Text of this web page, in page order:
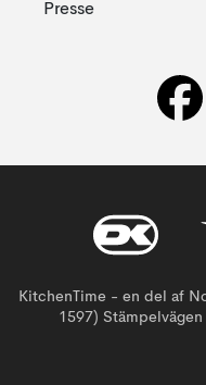
Presse
KitchenTime - en del af
1597)